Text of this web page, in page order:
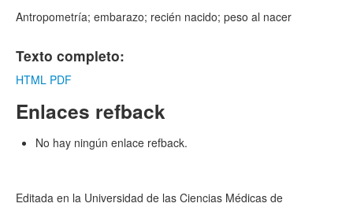
Antropometría; embarazo; recién nacido; peso al nacer
Texto completo:
HTML PDF
Enlaces refback
No hay ningún enlace refback.
Editada en la Universidad de las Ciencias Médicas de